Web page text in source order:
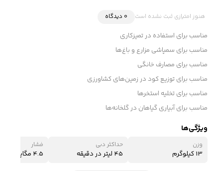
هنوز امتیازی ثبت نشده است 0 دیدگاه
مناسب برای استفاده در تمیزکاری
مناسب برای سمپاشی مزارع و باغ‌ها
مناسب برای مصارف خانگی
مناسب برای توزیع کود در زمین‌های کشاورزی
مناسب برای تخلیه استخرها
مناسب برای آبیاری گیاهان در گلخانه‌ها
ویژگی‌ها
وزن
13 کیلوگرم
حداکثر دبی
45 لیتر در دقیقه
فشار
4.5 مگاپسکال